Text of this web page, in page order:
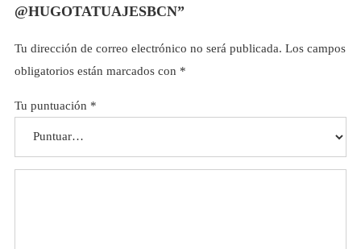
@HUGOTATUAJESBCN”
Tu dirección de correo electrónico no será publicada. Los campos
obligatorios están marcados con *
Tu puntuación *